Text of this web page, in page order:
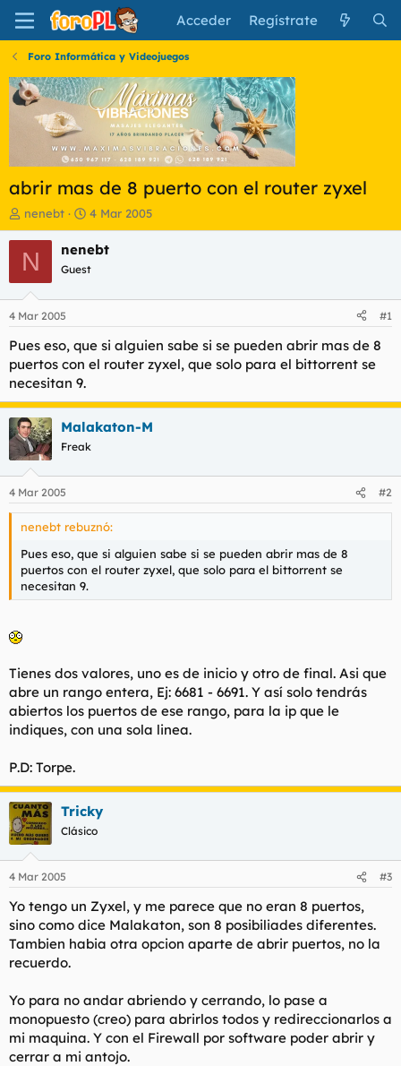
Acceder Regístrate
Foro Informática y Videojuegos
abrir mas de 8 puerto con el router zyxel
I
n
i
c
a
d
o
r
e
l
t
e
m
a
nenebt
F
e
c
a
i
n
c
o
4 Mar 2005
N nenebt
Guest
4 Mar 2005 #1
Pues eso, que si alguien sabe si se pueden abrir mas de 8
puertos con el router zyxel, que solo para el bittorrent se
necesitan 9.
Malakaton-M
Freak
4 Mar 2005 #2
nenebt rebuznó:
Pues eso, que si alguien sabe si se pueden abrir mas de 8
puertos con el router zyxel, que solo para el bittorrent se
necesitan 9.
Tienes dos valores, uno es de inicio y otro de final. Asi que
abre un rango entera, Ej: 6681 - 6691. Y así solo tendrás
abiertos los puertos de ese rango, para la ip que le
indiques, con una sola linea.
P.D: Torpe.
Tricky
Clásico
4 Mar 2005 #3
Yo tengo un Zyxel, y me parece que no eran 8 puertos,
sino como dice Malakaton, son 8 posibiliades diferentes.
Tambien habia otra opcion aparte de abrir puertos, no la
recuerdo.
Yo para no andar abriendo y cerrando, lo pase a
monopuesto (creo) para abrirlos todos y redireccionarlos a
mi maquina. Y con el Firewall por software poder abrir y
cerrar a mi antojo.